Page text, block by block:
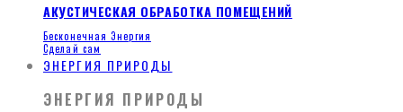
АКУСТИЧЕСКАЯ ОБРАБОТКА ПОМЕЩЕНИЙ
Бесконечная Энергия
Сделай сам
ЭНЕРГИЯ ПРИРОДЫ
ЭНЕРГИЯ ПРИРОДЫ